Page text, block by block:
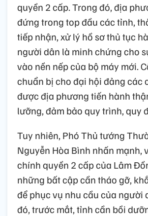
quyền 2 cấp. Trong đó, địa
đứng trong top đầu các tỉnh,
tiếp nhận, xử lý hồ sơ thủ tục
người dân là minh chứng cho
vào nền nếp của bộ máy mới.
chuẩn bị cho đại hội đảng các
được địa phương tiến hành
lưỡng, đảm bảo quy trình, quy
Tuy nhiên, Phó Thủ tướng
Nguyễn Hòa Bình nhấn mạnh,
chính quyền 2 cấp của Lâm
những bất cập cần tháo gỡ,
để phục vụ nhu cầu của người
đó, trước mắt, tỉnh cần bồi